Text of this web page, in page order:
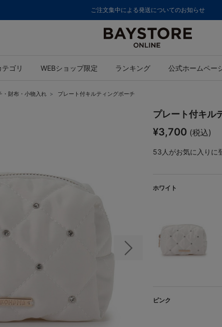
ご注文集中による発送についてのお知らせ
テゴリ WEBショップ限定 ランキング 公式ホームペー
・財布・小物入れ プレート付キルティングポーチ
次の画像
プレート付キル
¥3,700 (税込)
53 人がお気に入りに
ホワイト
ピンク